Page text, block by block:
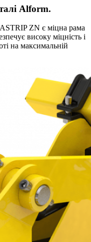
Alform.
ZN є міцна рама
високу міцність і
на максимальній